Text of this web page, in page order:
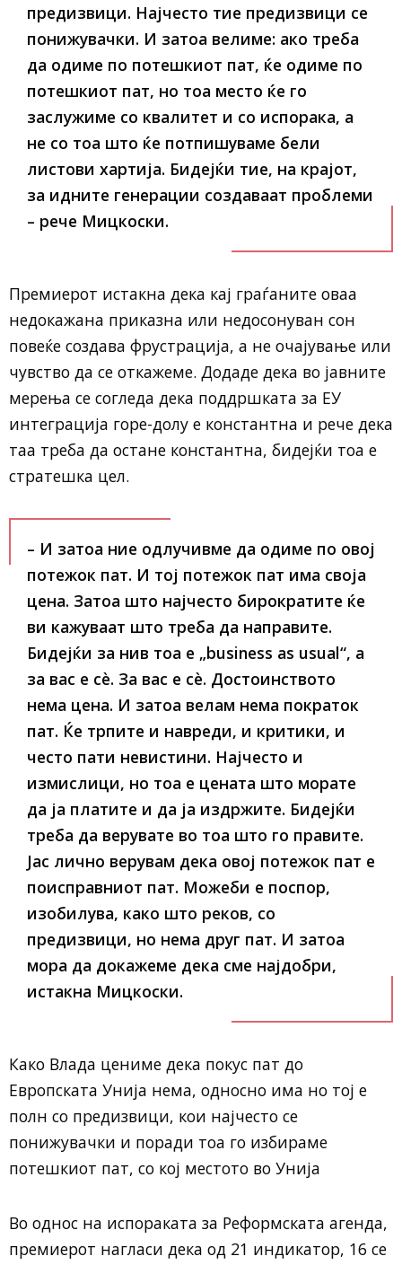
предизвици. Најчесто тие предизвици се
понижувачки. И затоа велиме: ако треба
да одиме по потешкиот пат, ќе одиме по
потешкиот пат, но тоа место ќе го
заслужиме со квалитет и со испорака, а
не со тоа што ќе потпишуваме бели
листови хартија. Бидејќи тие, на крајот,
за идните генерации создаваат проблеми
– рече Мицкоски.
Премиерот истакна дека кај граѓаните оваа
недокажана приказна или недосонуван сон
повеќе создава фрустрација, а не очајување или
чувство да се откажеме. Додаде дека во јавните
мерења се согледа дека поддршката за ЕУ
интеграција горе-долу е константна и рече дека
таа треба да остане константна, бидејќи тоа е
стратешка цел.
– И затоа ние одлучивме да одиме по овој
потежок пат. И тој потежок пат има своја
цена. Затоа што најчесто бирократите ќе
ви кажуваат што треба да направите.
Бидејќи за нив тоа е „business as usual“, а
за вас е сè. За вас е сè. Достоинството
нема цена. И затоа велам нема пократок
пат. Ќе трпите и навреди, и критики, и
често пати невистини. Најчесто и
измислици, но тоа е цената што морате
да ја платите и да ја издржите. Бидејќи
треба да верувате во тоа што го правите.
Јас лично верувам дека овој потежок пат е
поисправниот пат. Можеби е поспор,
изобилува, како што реков, со
предизвици, но нема друг пат. И затоа
мора да докажеме дека сме најдобри,
истакна Мицкоски.
Како Влада цениме дека покус пат до
Европската Унија нема, односно има но тој е
полн со предизвици, кои најчесто се
понижувачки и поради тоа го избираме
потешкиот пат, со кој местото во Унија
Во однос на испораката за Реформската агенда,
премиерот нагласи дека од 21 индикатор, 16 се